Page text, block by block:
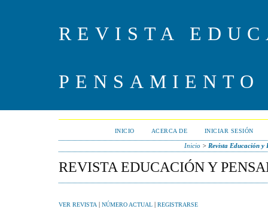
REVISTA
PENSAMIENTO
INICIO ACERCA DE INICIAR SESIÓN
Inicio > Revista Educación y
REVISTA EDUCACIÓN Y
VER REVISTA | NÚMERO ACTUAL | REGISTRARSE